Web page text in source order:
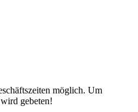
möglich. Um
gebeten!